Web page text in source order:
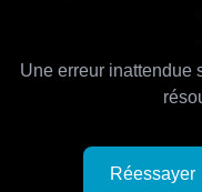
Une erreur inattendue
Réessayer